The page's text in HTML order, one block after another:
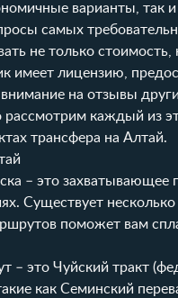
варианты, так
самых
не только
имеет лицензию,
на отзывы
каждый из
трансфера на Алтай.
– это
Существует
поможет вам
это Чуйский тракт
как Семинский